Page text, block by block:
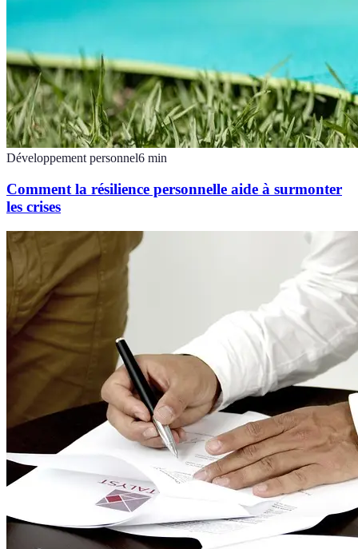
Développement personnel6 min
Comment la résilience personnelle aide à surmonter
les crises